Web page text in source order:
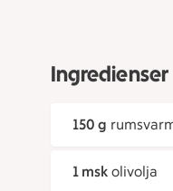
Ingredienser
150 g
1 msk olivolja